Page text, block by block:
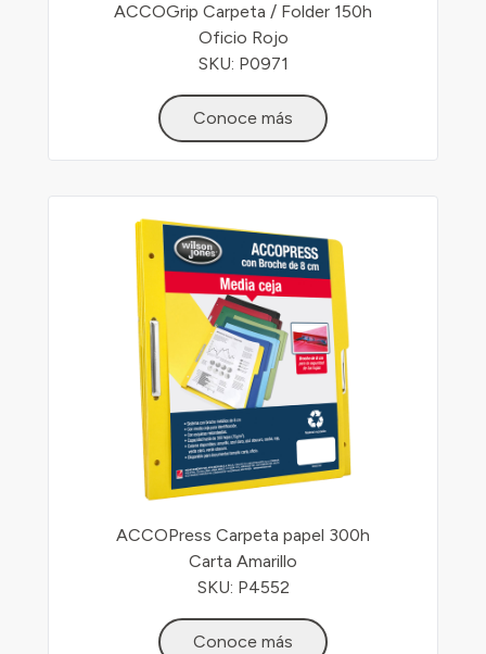
ACCOGrip Carpeta / Folder 150h
Oficio Rojo
SKU: P0971
Conoce más
ACCOPress Carpeta papel 300h
Carta Amarillo
SKU: P4552
Conoce más